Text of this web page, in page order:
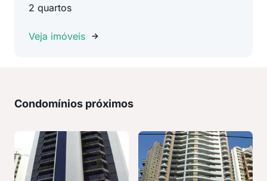
2 quartos
Veja imóveis
Condomínios próximos